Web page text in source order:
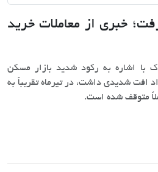
خبری از معاملات خرید
با اشاره به رکود شدید بازار مسکن
افت شدیدی داشت، در تیرماه تقریباً به
متوقف شده است.